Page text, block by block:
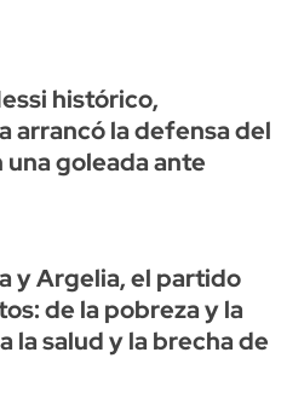
histórico,
arrancó la defensa del
goleada ante
y Argelia, el partido
de la pobreza y la
la salud y la brecha de